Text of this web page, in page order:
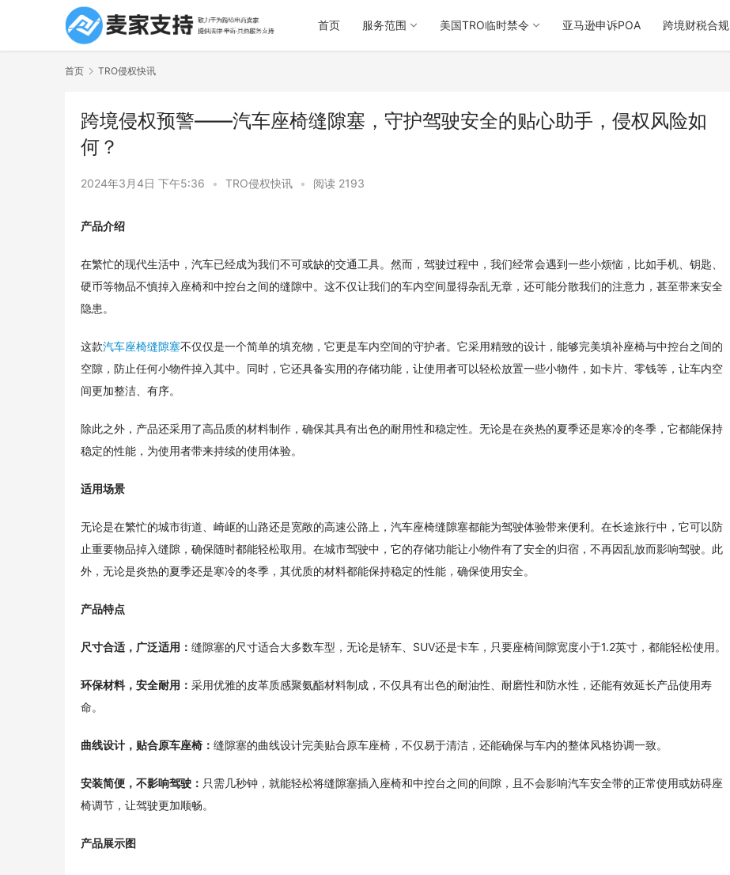
首页 服务范围 美国TRO临时禁令 亚马逊申诉POA 跨境财税合规
首页 TRO侵权快讯
跨境侵权预警——汽车座椅缝隙塞，守护驾驶安全的贴心助手，侵权风险如
何？
2024年3月4日 下午5:36 • TRO侵权快讯 • 阅读 2193
产品介绍
在繁忙的现代生活中，汽车已经成为我们不可或缺的交通工具。然而，驾驶过程中，我们经常会遇到一些小烦恼，比如手机、钥匙、
硬币等物品不慎掉入座椅和中控台之间的缝隙中。这不仅让我们的车内空间显得杂乱无章，还可能分散我们的注意力，甚至带来安全
隐患。
这款汽车座椅缝隙塞不仅仅是一个简单的填充物，它更是车内空间的守护者。它采用精致的设计，能够完美填补座椅与中控台之间的
空隙，防止任何小物件掉入其中。同时，它还具备实用的存储功能，让使用者可以轻松放置一些小物件，如卡片、零钱等，让车内空
间更加整洁、有序。
除此之外，产品还采用了高品质的材料制作，确保其具有出色的耐用性和稳定性。无论是在炎热的夏季还是寒冷的冬季，它都能保持
稳定的性能，为使用者带来持续的使用体验。
适用场景
无论是在繁忙的城市街道、崎岖的山路还是宽敞的高速公路上，汽车座椅缝隙塞都能为驾驶体验带来便利。在长途旅行中，它可以防
止重要物品掉入缝隙，确保随时都能轻松取用。在城市驾驶中，它的存储功能让小物件有了安全的归宿，不再因乱放而影响驾驶。此
外，无论是炎热的夏季还是寒冷的冬季，其优质的材料都能保持稳定的性能，确保使用安全。
产品特点
尺寸合适，广泛适用： 缝隙塞的尺寸适合大多数车型，无论是轿车、SUV还是卡车，只要座椅间隙宽度小于1.2英寸，都能轻松使用。
环保材料，安全耐用： 采用优雅的皮革质感聚氨酯材料制成，不仅具有出色的耐油性、耐磨性和防水性，还能有效延长产品使用寿
命。
曲线设计，贴合原车座椅： 缝隙塞的曲线设计完美贴合原车座椅，不仅易于清洁，还能确保与车内的整体风格协调一致。
安装简便，不影响驾驶： 只需几秒钟，就能轻松将缝隙塞插入座椅和中控台之间的间隙，且不会影响汽车安全带的正常使用或妨碍座
椅调节，让驾驶更加顺畅。
产品展示图